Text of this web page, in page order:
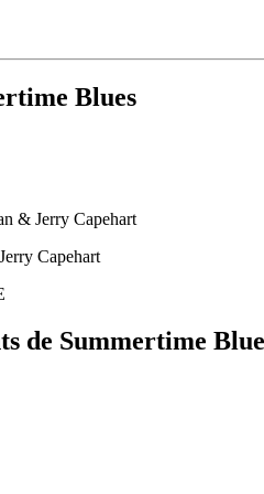
Blues
& Jerry Capehart
Capehart
de Summertime